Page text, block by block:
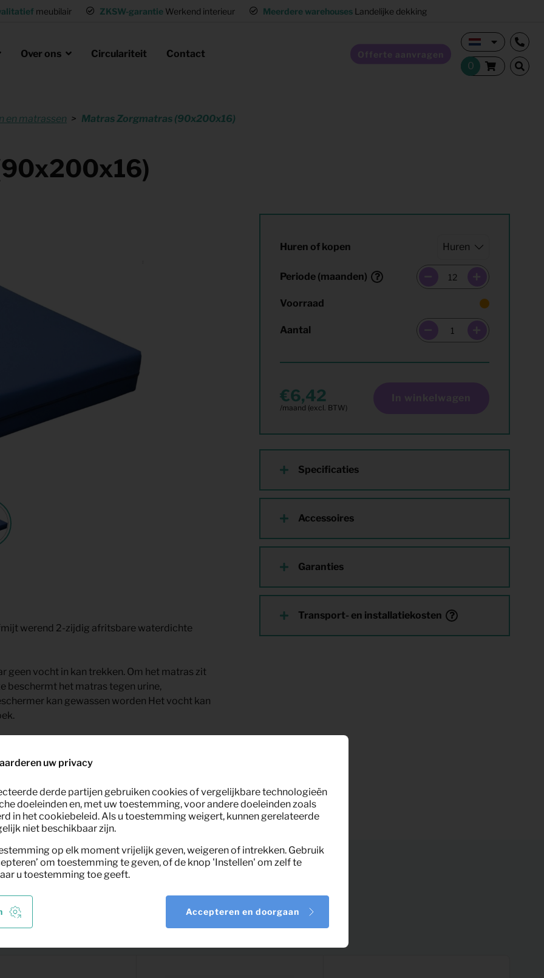
meubilair ZKSW-garantie Werkend interieur Meerdere warehouses Landelijke dekking
Over ons Circulariteit Contact Offerte aanvragen
huren
of wisselwoning Opvanglocaties inrichten
Studentenhuisvesting
Co-living
missie
en matrassen Matras Zorgmatras (90x200x16)
Huren of kopen
Periode (maanden)
Voorraad
Aantal
6,42 In winkelwagen
Specificaties
Accessoires
Garanties
Transport- en installatiekosten
werend 2-zijdig afritsbare waterdichte
geen vocht in kan trekken. Om het matras zit
beschermt het matras tegen urine,
kan gewassen worden Het vocht kan
uw privacy
derde partijen gebruiken cookies of vergelijkbare technologieën
doeleinden en, met uw toestemming, voor andere doeleinden zoals
in het cookiebeleid. Als u toestemming weigert, kunnen gerelateerde
niet beschikbaar zijn.
op elk moment vrijelijk geven, weigeren of intrekken. Gebruik
om toestemming te geven, of de knop 'Instellen' om zelf te
u toestemming toe geeft.
Accepteren en doorgaan